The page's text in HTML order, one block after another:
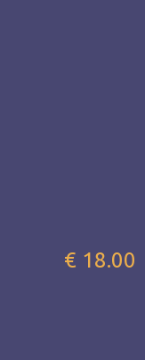
€ 18.00